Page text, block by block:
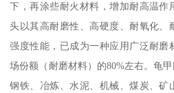
下，再涂些耐火材料，增加耐高温作
头以其高耐磨性、高硬度、耐氧化、
强度性能，已成为一种应用广泛耐磨
场份额（耐磨材料）的80%左右。龟
钢铁、冶炼、水泥、机械、煤炭、矿